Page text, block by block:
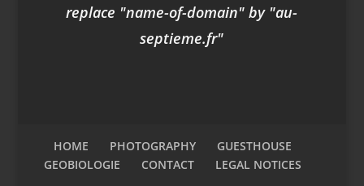
replace "name-of-domain" by "au-
septieme.fr"
HOME PHOTOGRAPHY
GUESTHOUSE
GEOBIOLOGIE
CONTACT LEGAL NOTICES